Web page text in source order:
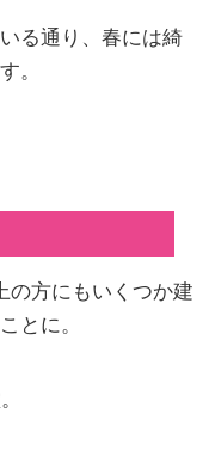
る通り、春には綺
。
の方にもいくつか建
とに。